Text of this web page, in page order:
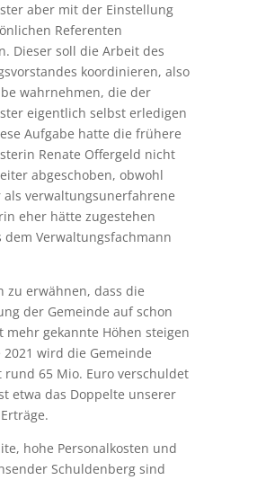
aber mit der Einstellung
Referenten
Dieser soll die Arbeit des
koordinieren, also
wahrnehmen, die der
eigentlich selbst erledigen
Aufgabe hatte die frühere
Renate Offergeld nicht
abgeschoben, obwohl
als verwaltungsunerfahrene
eher hätte zugestehen
dem Verwaltungsfachmann
zu erwähnen, dass die
der Gemeinde auf schon
mehr gekannte Höhen steigen
wird die Gemeinde
rund 65 Mio. Euro verschuldet
etwa das Doppelte unserer
hohe Personalkosten und
Schuldenberg sind